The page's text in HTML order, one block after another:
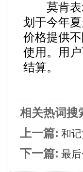
莫肯表示
划于今年
价格提供
使用。用
结算。
相关热词搜
上一篇: 和
下一篇: 最